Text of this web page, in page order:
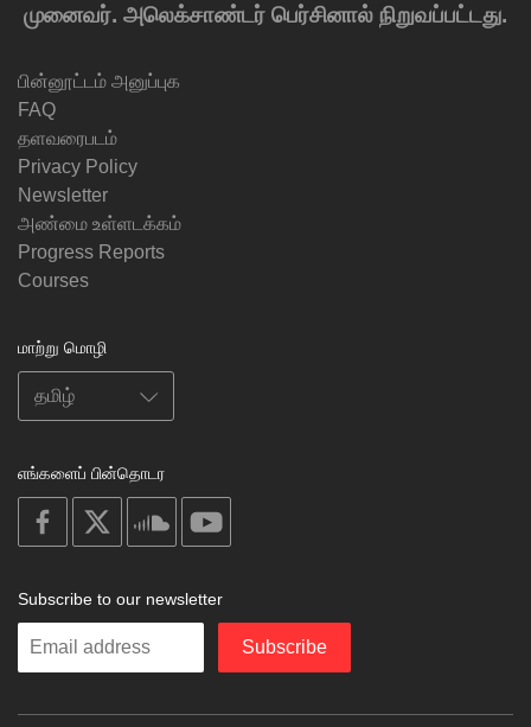
முனைவர். அலெக்சாண்டர் பெர்சினால் நிறுவப்பட்டது.
பின்னூட்டம் அனுப்புக
FAQ
தளவரைபடம்
Privacy Policy
Newsletter
அண்மை உள்ளடக்கம்
Progress Reports
Courses
மாற்று மொழி
எங்களைப் பின்தொடர
on
facebook
soundcloud
Subscribe to our newsletter
Enter
Subscribe